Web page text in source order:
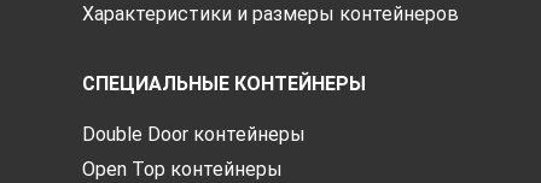
Характеристики и размеры контейнеров
СПЕЦИАЛЬНЫЕ КОНТЕЙНЕРЫ
Double Door контейнеры
Open Top контейнеры